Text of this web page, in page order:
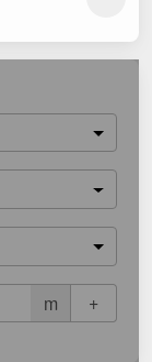
m +